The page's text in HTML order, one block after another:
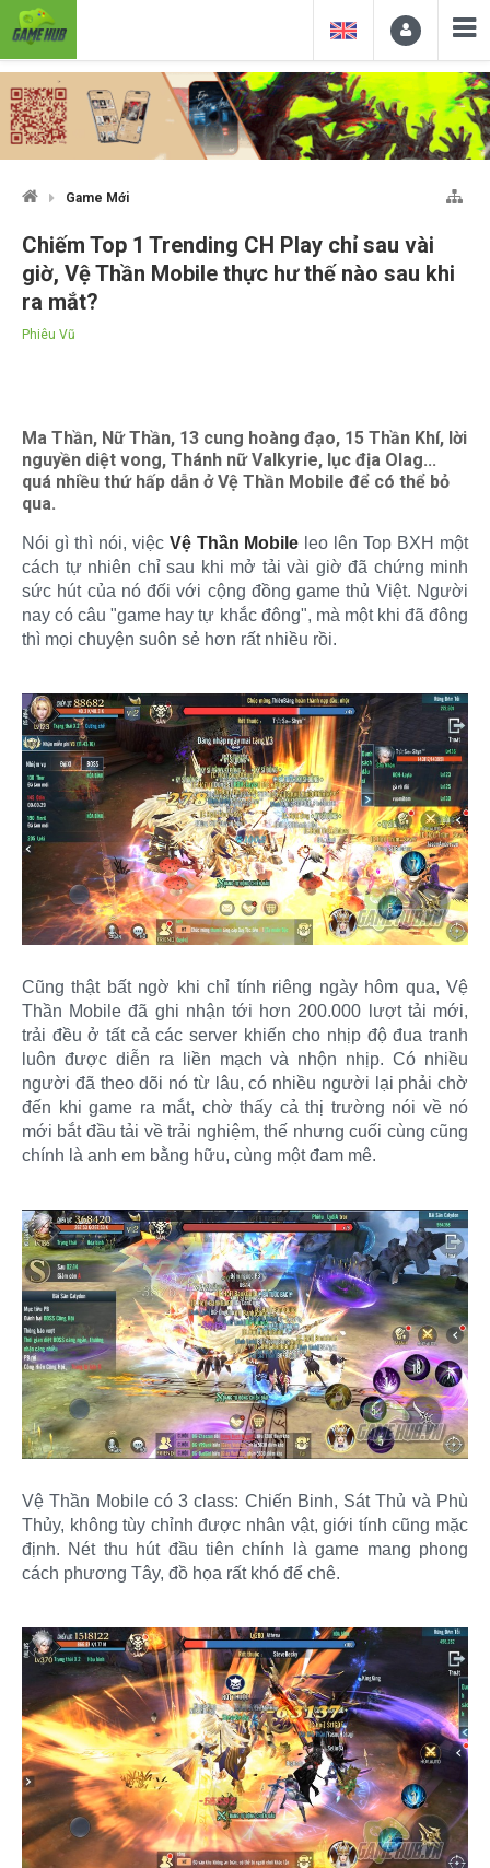
Game Mới
Chiếm Top 1 Trending CH Play chỉ sau vài
giờ, Vệ Thần Mobile thực hư thế nào sau khi
ra mắt?
Phiêu Vũ
Ma Thần, Nữ Thần, 13 cung hoàng đạo, 15 Thần Khí, lời
nguyền diệt vong, Thánh nữ Valkyrie, lục địa Olag...
quá nhiều thứ hấp dẫn ở Vệ Thần Mobile để có thể bỏ
qua.
Nói gì thì nói, việc Vệ Thần Mobile leo lên Top BXH một
cách tự nhiên chỉ sau khi mở tải vài giờ đã chứng minh
sức hút của nó đối với cộng đồng game thủ Việt. Người
nay có câu "game hay tự khắc đông", mà một khi đã đông
thì mọi chuyện suôn sẻ hơn rất nhiều rồi.
Cũng thật bất ngờ khi chỉ tính riêng ngày hôm qua, Vệ
Thần Mobile đã ghi nhận tới hơn 200.000 lượt tải mới,
trải đều ở tất cả các server khiến cho nhịp độ đua tranh
luôn được diễn ra liền mạch và nhộn nhịp. Có nhiều
người đã theo dõi nó từ lâu, có nhiều người lại phải chờ
đến khi game ra mắt, chờ thấy cả thị trường nói về nó
mới bắt đầu tải về trải nghiệm, thế nhưng cuối cùng cũng
chính là anh em bằng hữu, cùng một đam mê.
Vệ Thần Mobile có 3 class: Chiến Binh, Sát Thủ và Phù
Thủy, không tùy chỉnh được nhân vật, giới tính cũng mặc
định. Nét thu hút đầu tiên chính là game mang phong
cách phương Tây, đồ họa rất khó để chê.